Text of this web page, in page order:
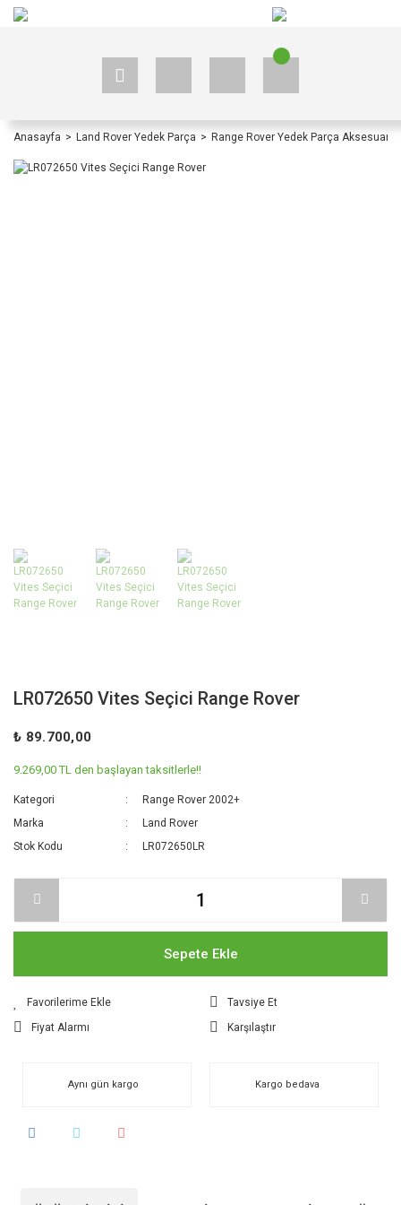
Anasayfa Land Rover Yedek Parça Range Rover Yedek Parça Aksesuar
LR072650 Vites Seçici Range Rover
₺ 89.700,00
9.269,00 TL den başlayan taksitlerle!!
Kategori
Range Rover 2002+
Marka
Land Rover
Stok Kodu
LR072650LR
Sepete Ekle
Tavsiye Et
Fiyat Alarmı
Karşılaştır
Aynı gün kargo Kargo bedava